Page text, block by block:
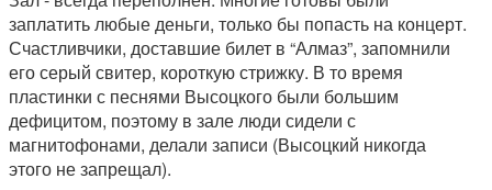
заплатить любые деньги, только бы попасть на концерт.
Счастливчики, доставшие билет в “Алмаз”, запомнили
его серый свитер, короткую стрижку. В то время
пластинки с песнями Высоцкого были большим
дефицитом, поэтому в зале люди сидели с
магнитофонами, делали записи (Высоцкий никогда
этого не запрещал).